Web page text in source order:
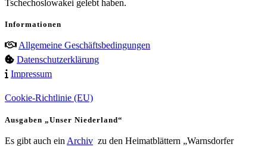
Tschechoslowakei gelebt haben.
Informationen
Allgemeine Geschäftsbedingungen
Datenschutzerklärung
Impressum
Cookie-Richtlinie (EU)
Ausgaben „Unser Niederland“
Es gibt auch ein Archiv zu den Heimatblättern „Warnsdorfer